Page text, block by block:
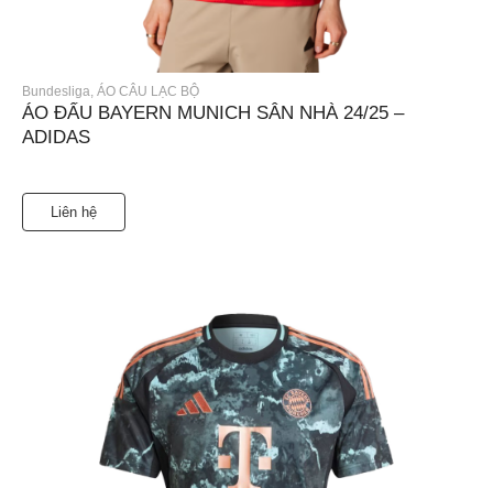
Bundesliga, ÁO CÂU LẠC BỘ
ÁO ĐẤU BAYERN MUNICH SÂN NHÀ 24/25 –
ADIDAS
Liên hệ